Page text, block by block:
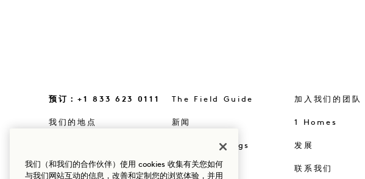
预订：+1 833 623 0111
我们的地点
可持续性
The Field Guide
新闻
选购Goodthings
Mission
加入我们的团队
1 Homes
发展
联系我们
我们（和我们的合作伙伴）使用 cookies 收集有关您如何
与我们网站互动的信息，改善和定制您的浏览体验，并用